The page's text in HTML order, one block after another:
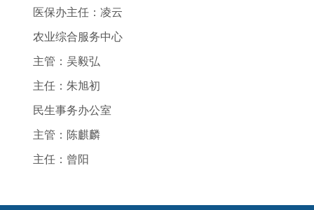
医保办主任：凌云
农业综合服务中心
主管：吴毅弘
主任：朱旭初
民生事务办公室
主管：陈麒麟
主任：曾阳